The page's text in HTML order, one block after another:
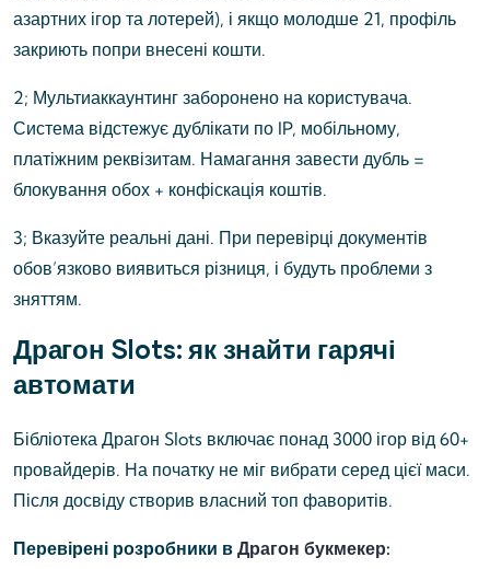
азартних ігор та лотерей), і якщо молодше 21, профіль
закриють попри внесені кошти.
2; Мультиаккаунтинг заборонено на користувача.
Система відстежує дублікати по IP, мобільному,
платіжним реквізитам. Намагання завести дубль =
блокування обох + конфіскація коштів.
3; Вказуйте реальні дані. При перевірці документів
обов’язково виявиться різниця, і будуть проблеми з
зняттям.
Драгон Slots: як знайти гарячі
автомати
Бібліотека Драгон Slots включає понад 3000 ігор від 60+
провайдерів. На початку не міг вибрати серед цієї маси.
Після досвіду створив власний топ фаворитів.
Перевірені розробники в Драгон букмекер: